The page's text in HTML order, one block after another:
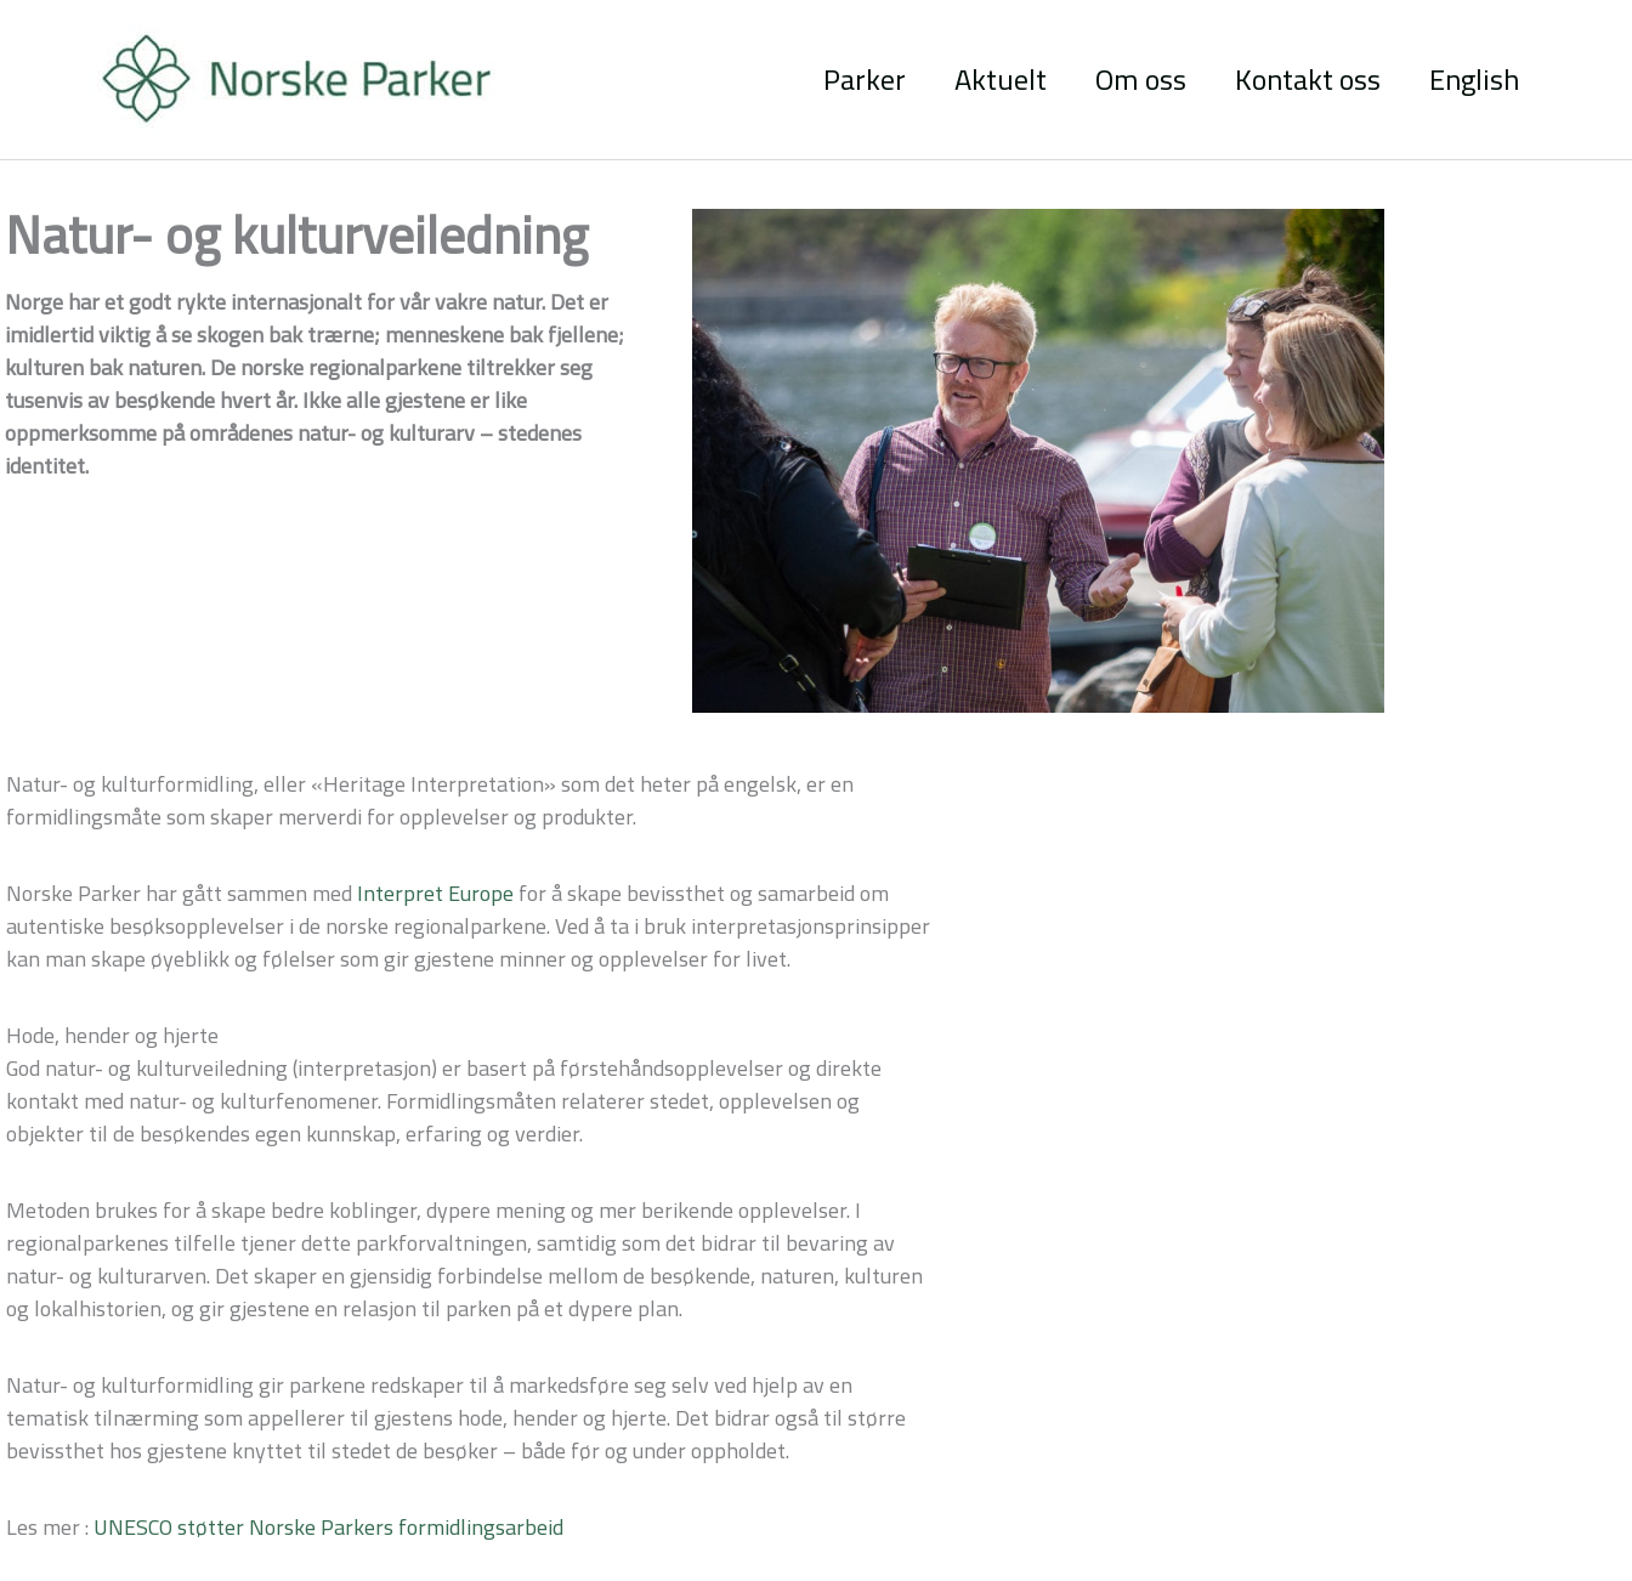
Parker Aktuelt Om oss Kontakt oss English
Natur- og kulturveiledning
Norge har et godt rykte internasjonalt for vår vakre natur. Det er
imidlertid viktig å se skogen bak trærne; menneskene bak fjellene;
kulturen bak naturen. De norske regionalparkene tiltrekker seg
tusenvis av besøkende hvert år. Ikke alle gjestene er like
oppmerksomme på områdenes natur- og kulturarv – stedenes
identitet.
Norske Parker har engasjert Sandy Colvine fra Interpret Europe som en av våre kursholdere. Foto: Hans Ola Østby
Natur- og kulturformidling, eller «Heritage Interpretation» som det heter på engelsk, er en
formidlingsmåte som skaper merverdi for opplevelser og produkter.
Norske Parker har gått sammen medInterpret Europefor å skape bevissthet og samarbeid om
autentiske besøksopplevelser i de norske regionalparkene. Ved å ta i bruk interpretasjonsprinsipper
kan man skape øyeblikk og følelser som gir gjestene minner og opplevelser for livet.
Hode, hender og hjerte
God natur- og kulturveiledning (interpretasjon) er basert på førstehåndsopplevelser og direkte
kontakt med natur- og kulturfenomener. Formidlingsmåten relaterer stedet, opplevelsen og
objekter til de besøkendes egen kunnskap, erfaring og verdier.
Metoden brukes for å skape bedre koblinger, dypere mening og mer berikende opplevelser. I
regionalparkenes tilfelle tjener dette parkforvaltningen, samtidig som det bidrar til bevaring av
natur- og kulturarven. Det skaper en gjensidig forbindelse mellom de besøkende, naturen, kulturen
og lokalhistorien, og gir gjestene en relasjon til parken på et dypere plan.
Natur- og kulturformidling gir parkene redskaper til å markedsføre seg selv ved hjelp av en
tematisk tilnærming som appellerer til gjestens hode, hender og hjerte. Det bidrar også til større
bevissthet hos gjestene knyttet til stedet de besøker–både før og under oppholdet.
Les mer :UNESCO støtter Norske Parkers formidlingsarbeid